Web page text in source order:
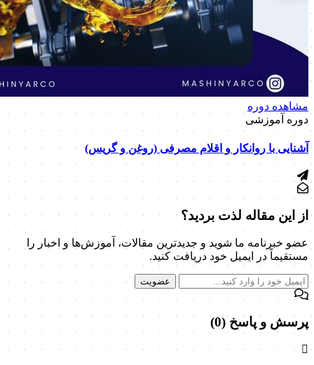
مشاهده دوره
دوره آموزشی
آشنایی با روانکار و اقلام مصرفی (روغن و گریس)
از این مقاله لذت بردید؟
عضو خبرنامه ما شوید و جدیدترین مقالات، آموزش‌ها و اخبار را
مستقیماً در ایمیل خود دریافت کنید.
عضویت
پرسش و پاسخ (0)